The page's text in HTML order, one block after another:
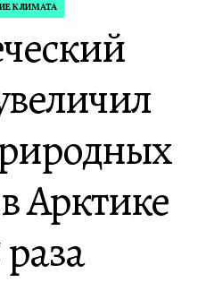
ОПУБЛИКОВАНО
КЛИМАТА
Арктике